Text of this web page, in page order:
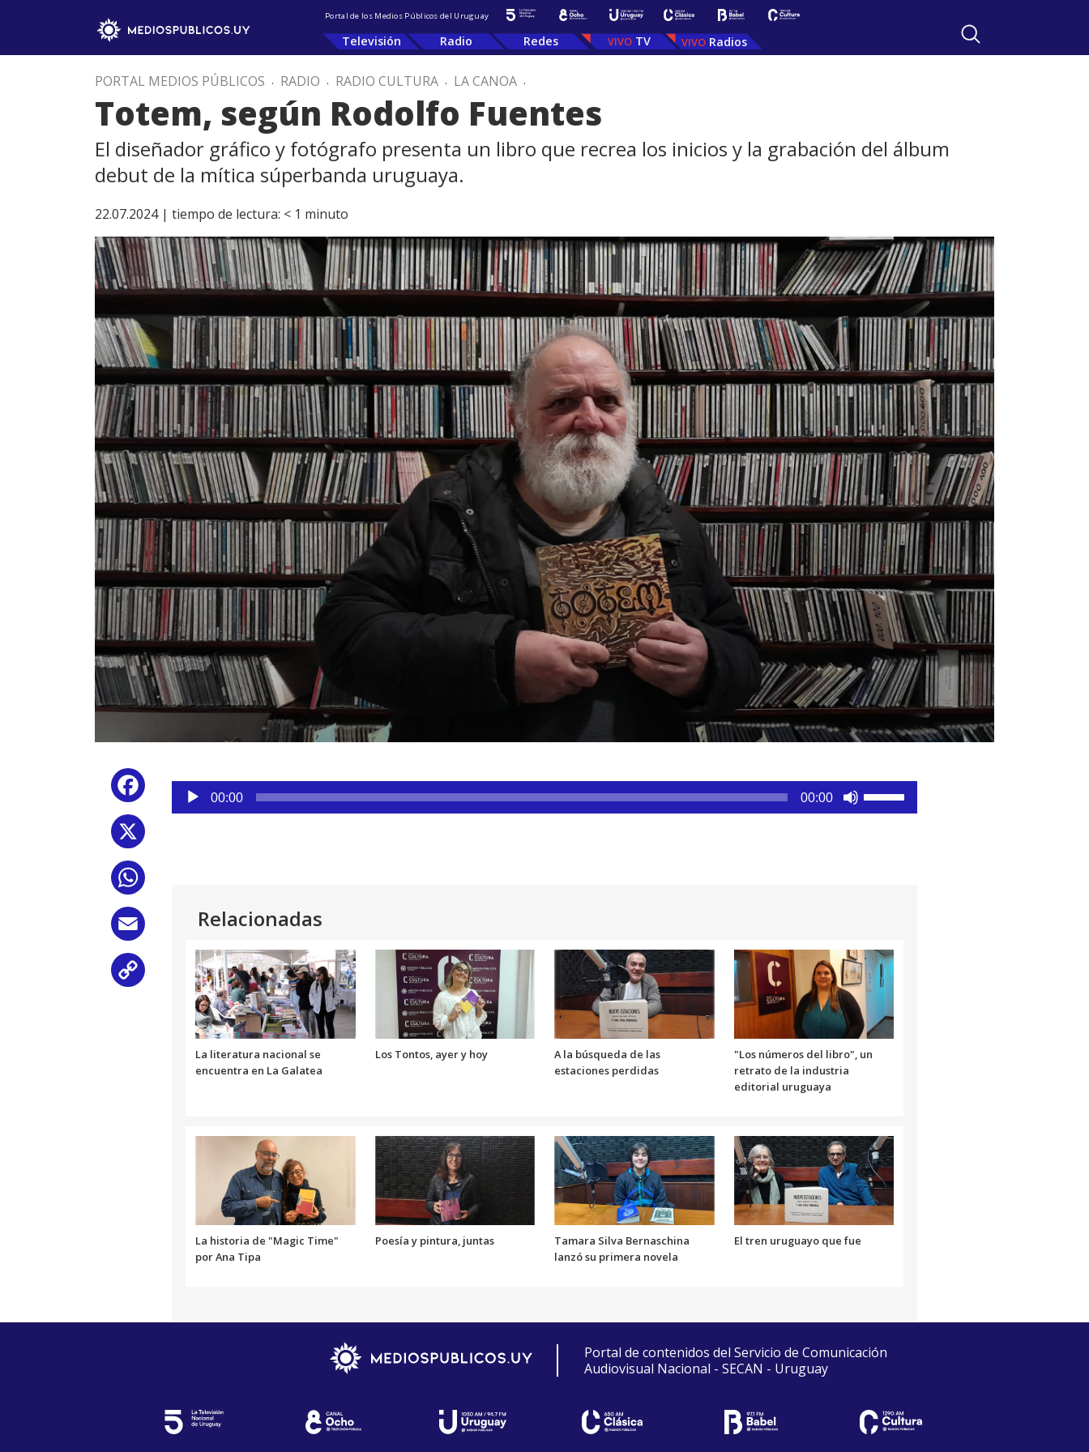
Portal de los Medios Públicos del Uruguay
Televisión Radio Redes TV Radios
PORTAL MEDIOS PÚBLICOS . RADIO . RADIO CULTURA . LA CANOA .
Totem, según Rodolfo Fuentes
El diseñador gráfico y fotógrafo presenta un libro que recrea los inicios y la grabación del álbum
debut de la mítica súperbanda uruguaya.
22.07.2024 | tiempo de lectura: < 1 minuto
Facebook
Reproductor
audio
00:00 00:00
disminuir
el
volumen.
Relacionadas
La literatura nacional se
encuentra en La Galatea
Los Tontos, ayer y hoy
A la búsqueda de las
estaciones perdidas
"Los números del libro", un
retrato de la industria
editorial uruguaya
La historia de "Magic Time"
por Ana Tipa
Poesía y pintura, juntas
Tamara Silva Bernaschina
lanzó su primera novela
El tren uruguayo que fue
Portal de contenidos del Servicio de Comunicación
Audiovisual Nacional - SECAN - Uruguay